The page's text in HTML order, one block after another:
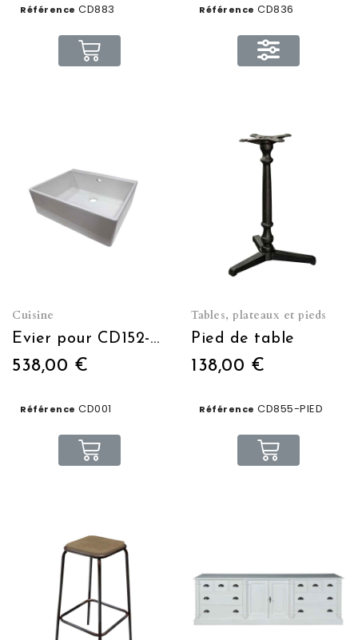
Référence CD883 Référence CD836
Cuisine
Evier pour CD152-CD221-CD461
538,00 €
Référence CD001
Tables, plateaux et pieds
Pied de table
138,00 €
Référence CD855-PIED